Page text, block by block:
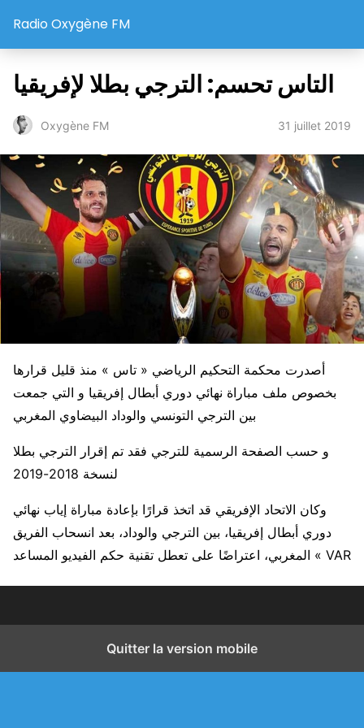
Radio Oxygène FM
التاس تحسم: الترجي بطلا لإفريقيا
Oxygène FM 31 juillet 2019
أصدرت محكمة التحكيم الرياضي « تاس » منذ قليل قرارها
بخصوص ملف مباراة نهائي دوري أبطال إفريقيا و التي جمعت
بين الترجي التونسي والوداد البيضاوي المغربي
و حسب الصفحة الرسمية للترجي فقد تم إقرار الترجي بطلا
لنسخة 2018-2019
وكان الاتحاد الإفريقي قد اتخذ قرارًا بإعادة مباراة إياب نهائي
دوري أبطال إفريقيا، بين الترجي والوداد، بعد انسحاب الفريق
المغربي، اعتراضًا على تعطل تقنية حكم الفيديو المساعد « VAR
Quitter la version mobile